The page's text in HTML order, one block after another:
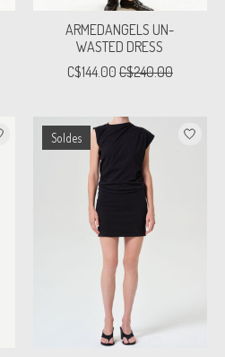
ARMEDANGELS UN-
WASTED DRESS
C$144.00 C$240.00
Soldes